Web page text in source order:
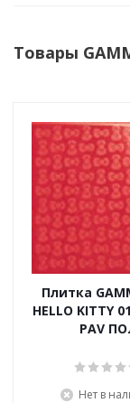
Товары
Плитка
HELLO KITTY
PAV
Нет в